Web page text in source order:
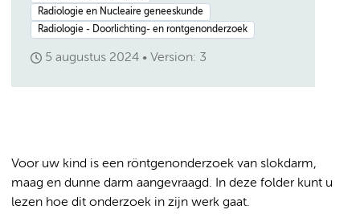
Radiologie en Nucleaire geneeskunde
Radiologie - Doorlichting- en rontgenonderzoek
5 augustus 2024 Version: 3
Voor uw kind is een röntgenonderzoek van slokdarm,
maag en dunne darm aangevraagd. In deze folder kunt u
lezen hoe dit onderzoek in zijn werk gaat.